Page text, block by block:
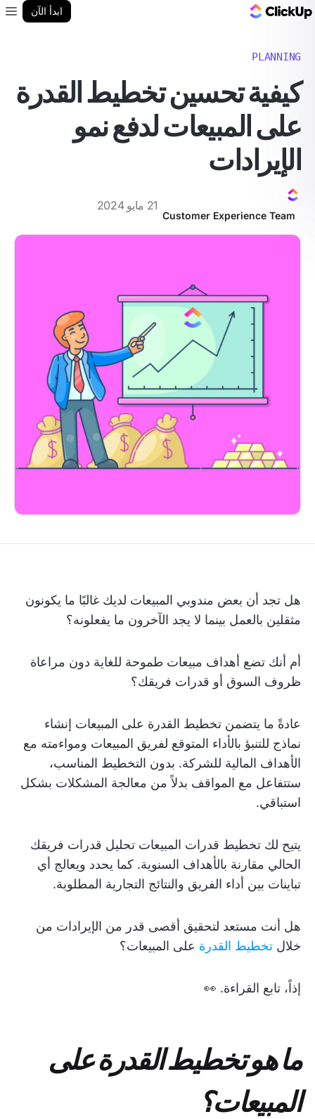
ابدأ الآن
PLANNING
كيفية تحسين تخطيط القدرة
على المبيعات لدفع نمو
الإيرادات
Customer Experience Team
21 مايو 2024
هل تجد أن بعض مندوبي المبيعات لديك غالبًا ما يكونون
مثقلين بالعمل بينما لا يجد الآخرون ما يفعلونه؟
أم أنك تضع أهداف مبيعات طموحة للغاية دون مراعاة
ظروف السوق أو قدرات فريقك؟
عادةً ما يتضمن تخطيط القدرة على المبيعات إنشاء
نماذج للتنبؤ بالأداء المتوقع لفريق المبيعات ومواءمته مع
الأهداف المالية للشركة. بدون التخطيط المناسب،
ستتفاعل مع المواقف بدلاً من معالجة المشكلات بشكل
استباقي.
يتيح لك تخطيط قدرات المبيعات تحليل قدرات فريقك
الحالي مقارنة بالأهداف السنوية. كما يحدد ويعالج أي
تباينات بين أداء الفريق والنتائج التجارية المطلوبة.
هل أنت مستعد لتحقيق أقصى قدر من الإيرادات من
خلال تخطيط القدرة على المبيعات؟
إذاً، تابع القراءة. 👀
ما هو تخطيط القدرة على
المبيعات؟